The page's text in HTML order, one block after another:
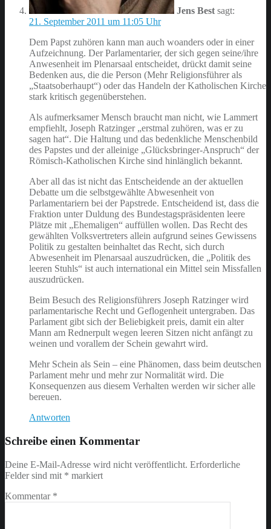
Jens Best sagt:
21. September 2011 um 11:05 Uhr
Dem Papst zuhören kann man auch woanders oder in einer
Aufzeichnung. Der Parlamentarier, der sich gegen seine/ihre
Anwesenheit im Plenarsaal entscheidet, drückt damit seine
Bedenken aus, die die Person (Mehr Religionsführer als
„Staatsoberhaupt“) oder das Handeln der Katholischen Kirche
stark kritisch gegenüberstehen.
Als aufmerksamer Mensch braucht man nicht, wie Lammert
empfiehlt, Joseph Ratzinger „erstmal zuhören, was er zu
sagen hat“. Die Haltung und das bedenkliche Menschenbild
des Papstes und der alleinige „Glücksbringer-Anspruch“ der
Römisch-Katholischen Kirche sind hinlänglich bekannt.
Aber all das ist nicht das Entscheidende an der aktuellen
Debatte um die selbstgewählte Abwesenheit von
Parlamentariern bei der Papstrede. Entscheidend ist, dass die
Fraktion unter Duldung des Bundestagspräsidenten leere
Plätze mit „Ehemaligen“ auffüllen wollen. Das Recht des
gewählten Volksvertreters allein aufgrund seines Gewissens
Politik zu gestalten beinhaltet das Recht, sich durch
Abwesenheit im Plenarsaal auszudrücken, die „Politik des
leeren Stuhls“ ist auch international ein Mittel sein Missfallen
auszudrücken.
Beim Besuch des Religionsführers Joseph Ratzinger wird
parlamentarische Recht und Geflogenheit untergraben. Das
Parlament gibt sich der Beliebigkeit preis, damit ein alter
Mann am Rednerpult wegen leeren Sitzen nicht anfängt zu
weinen und vorallem der Schein gewahrt wird.
Mehr Schein als Sein – eine Phänomen, dass beim deutschen
Parlament mehr und mehr zur Normalität wird. Die
Konsequenzen aus diesem Verhalten werden wir sicher alle
bereuen.
Antworten
Schreibe einen Kommentar
Deine E-Mail-Adresse wird nicht veröffentlicht. Erforderliche
Felder sind mit * markiert
Kommentar *